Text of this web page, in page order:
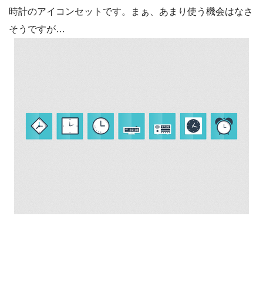
時計のアイコンセットです。まぁ、あまり使う機会はなさ
そうですが…